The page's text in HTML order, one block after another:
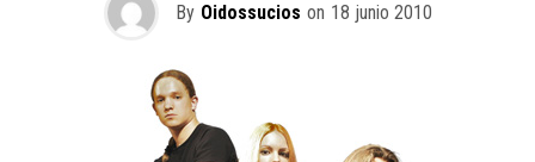
By Oidossucios on 18 junio 2010